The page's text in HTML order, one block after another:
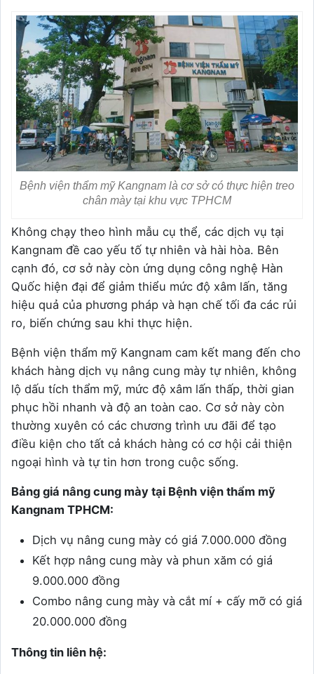
Bệnh viện thẩm mỹ Kangnam là cơ sở có thực hiện treo
chân mày tại khu vực TPHCM
Không chạy theo hình mẫu cụ thể, các dịch vụ tại
Kangnam đề cao yếu tố tự nhiên và hài hòa. Bên
cạnh đó, cơ sở này còn ứng dụng công nghệ Hàn
Quốc hiện đại để giảm thiểu mức độ xâm lấn, tăng
hiệu quả của phương pháp và hạn chế tối đa các rủi
ro, biến chứng sau khi thực hiện.
Bệnh viện thẩm mỹ Kangnam cam kết mang đến cho
khách hàng dịch vụ nâng cung mày tự nhiên, không
lộ dấu tích thẩm mỹ, mức độ xâm lấn thấp, thời gian
phục hồi nhanh và độ an toàn cao. Cơ sở này còn
thường xuyên có các chương trình ưu đãi để tạo
điều kiện cho tất cả khách hàng có cơ hội cải thiện
ngoại hình và tự tin hơn trong cuộc sống.
Bảng giá nâng cung mày tại Bệnh viện thẩm mỹ
Kangnam TPHCM:
Dịch vụ nâng cung mày có giá 7.000.000 đồng
Kết hợp nâng cung mày và phun xăm có giá
9.000.000 đồng
Combo nâng cung mày và cắt mí + cấy mỡ có giá
20.000.000 đồng
Thông tin liên hệ: